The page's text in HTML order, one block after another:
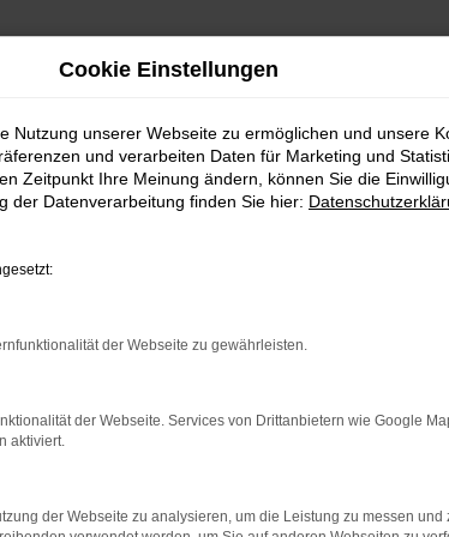
Cookie Einstellungen
Nutzung unserer Webseite zu ermöglichen und unsere
und verarbeiten Daten für Marketing und
Zeitpunkt Ihre Meinung ändern, können Sie die
der Datenverarbeitung finden Sie hier:
der Webseite zu gewährleisten.
der Webseite. Services von Drittanbietern wie Google
aktiviert.
der Webseite zu analysieren, um die Leistung zu messen und